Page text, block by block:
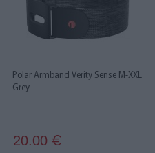
Polar Armband Verity Sense M-XXL
Grey
20.00 €